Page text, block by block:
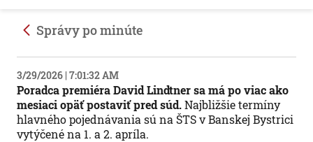
Správy po minúte
3/29/2026 | 7:01:32 AM
Poradca premiéra David Lindtner sa má po viac ako
mesiaci opäť postaviť pred súd.Najbližšie termíny
hlavného pojednávania sú na ŠTS v Banskej Bystrici
vytýčené na 1. a 2. apríla.